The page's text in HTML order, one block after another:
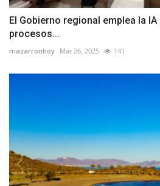
El Gobierno regional emplea la
procesos...
mazarronhoy Mar 26, 2025 141